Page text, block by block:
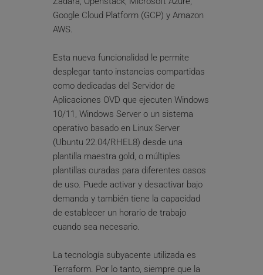
Google Cloud Platform (GCP) y Amazon
AWS.
Esta nueva funcionalidad le permite
desplegar tanto instancias compartidas
como dedicadas del Servidor de
Aplicaciones OVD que ejecuten Windows
10/11, Windows Server o un sistema
operativo basado en Linux Server
(Ubuntu 22.04/RHEL8) desde una
plantilla maestra gold, o múltiples
plantillas curadas para diferentes casos
de uso. Puede activar y desactivar bajo
demanda y también tiene la capacidad
de establecer un horario de trabajo
cuando sea necesario.
La tecnología subyacente utilizada es
Terraform. Por lo tanto, siempre que la